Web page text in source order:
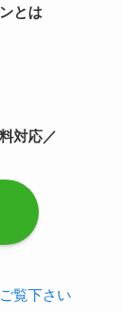
とは
対応／
覧下さい